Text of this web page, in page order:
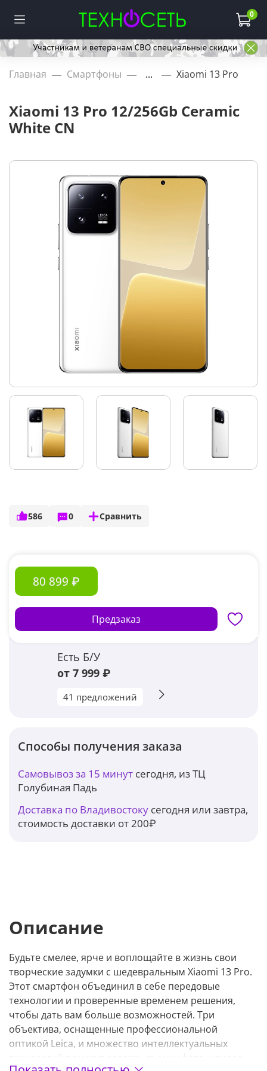
0
Главная Смартфоны ... Xiaomi 13 Pro
Xiaomi 13 Pro 12/256Gb Ceramic
White CN
586 0 Сравнить
80 899 ₽
Предзаказ
Есть Б/У
от 7 999 ₽
41 предложений
Способы получения заказа
Самовывоз за 15 минут сегодня, из ТЦ
Голубиная Падь
Доставка по Владивостоку сегодня или завтра,
стоимость доставки от 200₽
Описание
Будьте смелее, ярче и воплощайте в жизнь свои
творческие задумки с шедевральным Xiaomi 13 Pro.
Этот смартфон объединил в себе передовые
технологии и проверенные временем решения,
чтобы дать вам больше возможностей. Три
объектива, оснащенные профессиональной
оптикой Leica, и множество интеллектуальных
технологий помогут сделать съемку фото и видео